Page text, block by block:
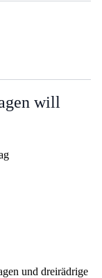
will
und dreirädrige